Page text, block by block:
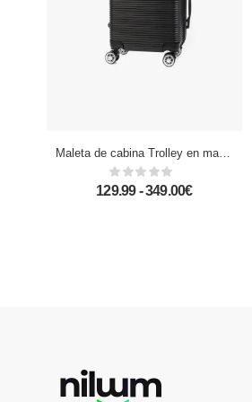
Maleta de cabina Trolley en material ligero de ABS de alta resistencia con esquinas reforzadas. Cerradura numérica y 4 ruedas dobles giratorias 360°. 57x36x21 cm.
129.99 - 349.00€